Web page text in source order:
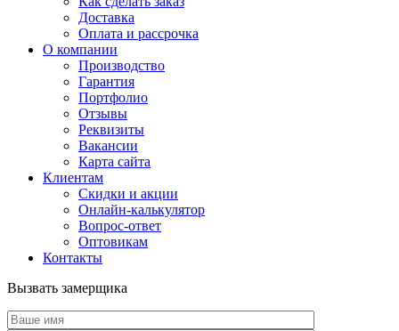
Доставка
Оплата и рассрочка
О компании
Производство
Гарантия
Портфолио
Отзывы
Реквизиты
Вакансии
Карта сайта
Клиентам
Скидки и акции
Онлайн-калькулятор
Вопрос-ответ
Оптовикам
Контакты
Вызвать замерщика